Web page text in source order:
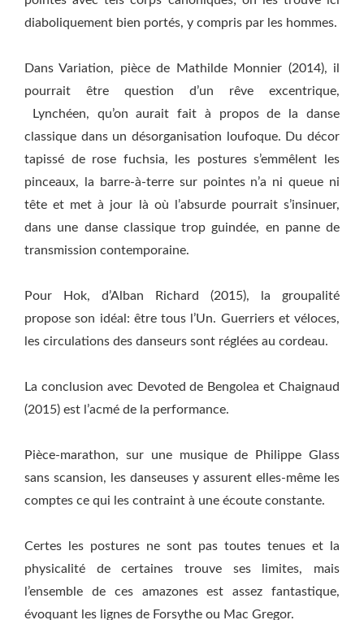
diaboliquement bien portés, y compris par les hommes.
Dans Variation, pièce de Mathilde Monnier (2014), il
pourrait être question d’un rêve excentrique,
Lynchéen, qu’on aurait fait à propos de la danse
classique dans un désorganisation loufoque. Du décor
tapissé de rose fuchsia, les postures s’emmêlent les
pinceaux, la barre-à-terre sur pointes n’a ni queue ni
tête et met à jour là où l’absurde pourrait s’insinuer,
dans une danse classique trop guindée, en panne de
transmission contemporaine.
Pour Hok, d’Alban Richard (2015), la groupalité
propose son idéal: être tous l’Un. Guerriers et véloces,
les circulations des danseurs sont réglées au cordeau.
La conclusion avec Devoted de Bengolea et Chaignaud
(2015) est l’acmé de la performance.
Pièce-marathon, sur une musique de Philippe Glass
sans scansion, les danseuses y assurent elles-même les
comptes ce qui les contraint à une écoute constante.
Certes les postures ne sont pas toutes tenues et la
physicalité de certaines trouve ses limites, mais
l’ensemble de ces amazones est assez fantastique,
évoquant les lignes de Forsythe ou Mac Gregor.